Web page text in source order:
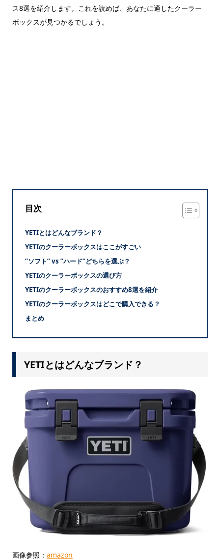
ス8選を紹介します。これを読めば、あなたに適したクーラー
ボックスが見つかるでしょう。
目次
YETIとはどんなブランド？
YETIのクーラーボックスはここがすごい
”ソフト” vs ”ハード”どちらを選ぶ？
YETIのクーラーボックスの選び方
YETIのクーラーボックスのおすすめ8選を紹介
YETIのクーラーボックスはどこで購入できる？
まとめ
YETIとはどんなブランド？
画像参照： amazon